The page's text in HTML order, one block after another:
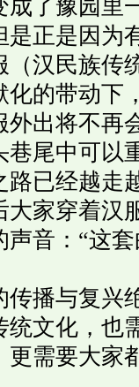
成了豫园里
正是因为
汉民族传
的带动下
外出将不再
尾中可以
路已经越走
家穿着汉
音：“这
播与复兴
文化，也
需要大家